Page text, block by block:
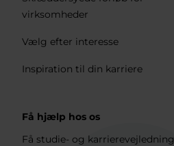
virksomheder
Vælg efter interesse
Inspiration til din karriere
Få hjælp hos os
Få studie- og karrierevejledning